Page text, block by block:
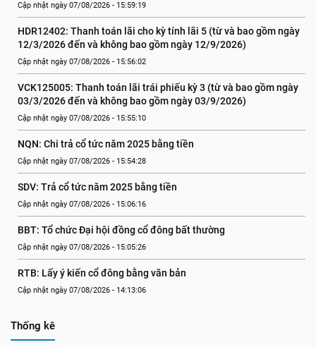
Cập nhật ngày 07/08/2026 - 15:59:19
HDR12402: Thanh toán lãi cho kỳ tính lãi 5 (từ và bao gồm ngày
12/3/2026 đến và không bao gồm ngày 12/9/2026)
Cập nhật ngày 07/08/2026 - 15:56:02
VCK125005: Thanh toán lãi trái phiếu kỳ 3 (từ và bao gồm ngày
03/3/2026 đến và không bao gồm ngày 03/9/2026)
Cập nhật ngày 07/08/2026 - 15:55:10
NQN: Chi trả cổ tức năm 2025 bằng tiền
Cập nhật ngày 07/08/2026 - 15:54:28
SDV: Trả cổ tức năm 2025 bằng tiền
Cập nhật ngày 07/08/2026 - 15:06:16
BBT: Tổ chức Đại hội đồng cổ đông bất thường
Cập nhật ngày 07/08/2026 - 15:05:26
RTB: Lấy ý kiến cổ đông bằng văn bản
Cập nhật ngày 07/08/2026 - 14:13:06
Thống kê